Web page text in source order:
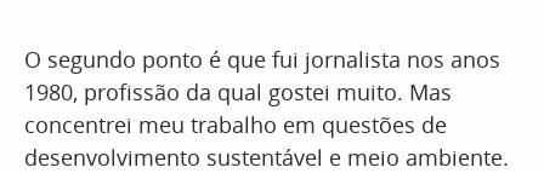
O segundo ponto é que fui jornalista nos anos
1980, profissão da qual gostei muito. Mas
concentrei meu trabalho em questões de
desenvolvimento sustentável e meio ambiente.